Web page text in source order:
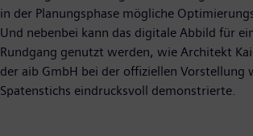
in der Planungsphase mögliche
Und nebenbei kann das digitale Abbild für
Rundgang genutzt werden, wie Architekt
der aib GmbH bei der offiziellen Vorstellung
Spatenstichs eindrucksvoll demonstrierte.